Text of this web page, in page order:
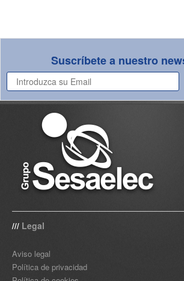
Suscríbete a nuestro
/// Legal
Aviso legal
Política de privacidad